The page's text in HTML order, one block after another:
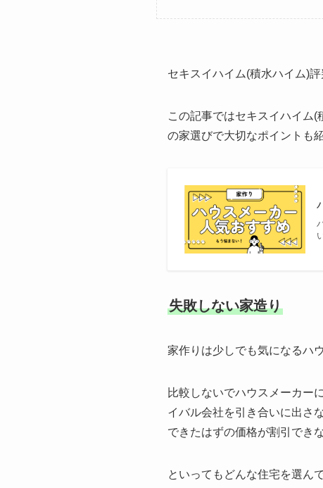
セキスイハイム(積水ハイム)
この記事ではセキスイハイム
の家選びで大切なポイントも
失敗しない家造り
家作りは少しでも気になるハ
比較しないでハウスメーカー
イバル会社を引き合いに出さ
できたはずの価格が割引でき
といってもどんな住宅を選ん